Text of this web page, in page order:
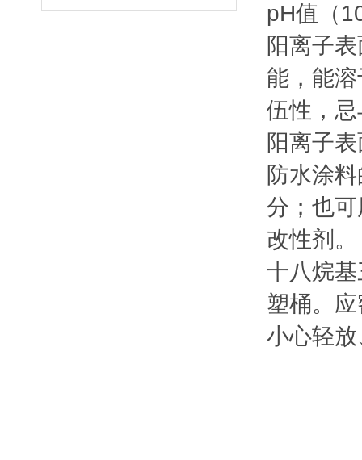
pH值（
阳离子
能，能
伍性，
阳离子
防水涂
分；也
改性剂。
十八烷
塑桶。
小心轻